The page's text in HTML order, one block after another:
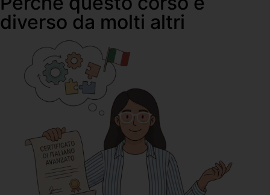
diverso da molti altri